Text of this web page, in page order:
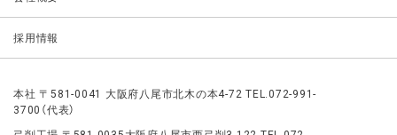
採用情報
本社 〒581-0041 大阪府八尾市北木の本4-72 TEL.072-991-
3700（代表）